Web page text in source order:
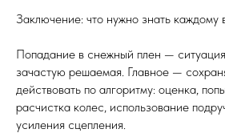
Заключение: что нужно знать каждому
Попадание в снежный плен —
зачастую решаемая. Главное —
действовать по алгоритму: оценка,
расчистка колес, использование
усиления сцепления.